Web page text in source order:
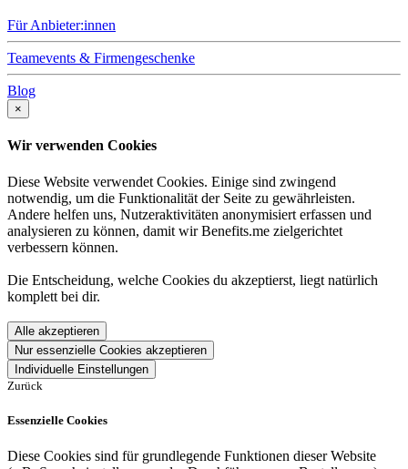
Für Anbieter:innen
Teamevents & Firmengeschenke
Blog
×
Wir verwenden Cookies
Diese Website verwendet Cookies. Einige sind zwingend
notwendig, um die Funktionalität der Seite zu gewährleisten.
Andere helfen uns, Nutzeraktivitäten anonymisiert erfassen und
analysieren zu können, damit wir Benefits.me zielgerichtet
verbessern können.
Die Entscheidung, welche Cookies du akzeptierst, liegt natürlich
komplett bei dir.
Alle akzeptieren
Nur essenzielle Cookies akzeptieren
Individuelle Einstellungen
Zurück
Essenzielle Cookies
Diese Cookies sind für grundlegende Funktionen dieser Website